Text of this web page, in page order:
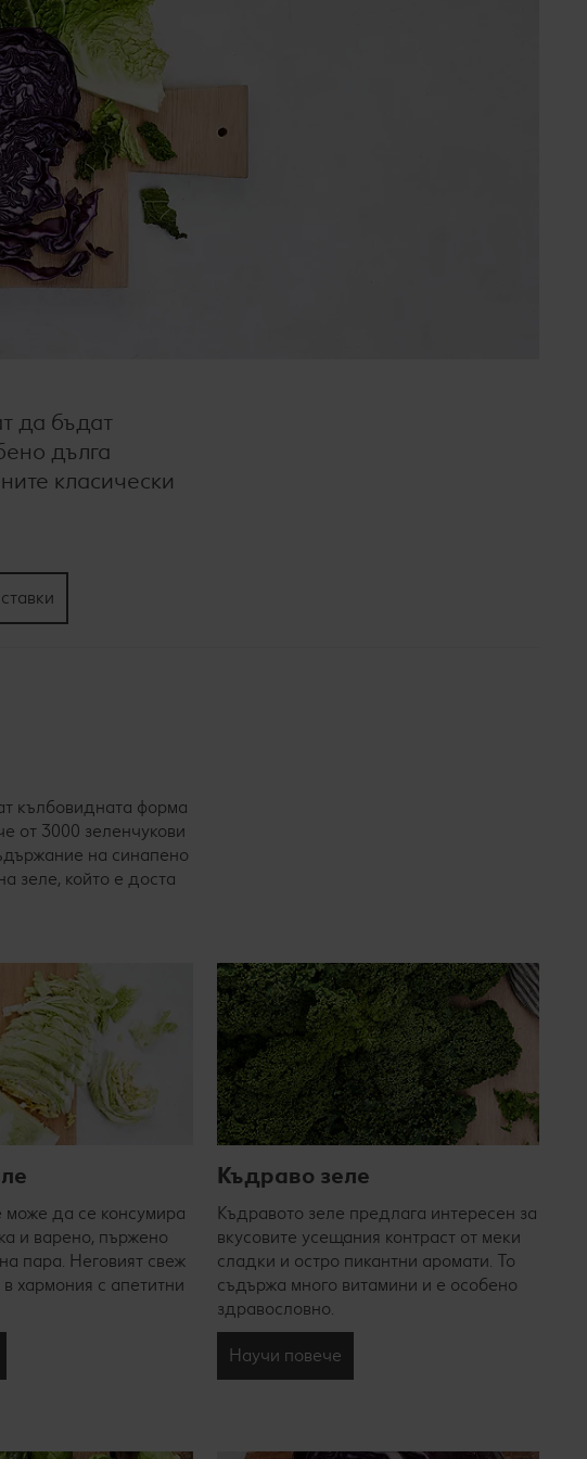
да бъдат
дълга
класически
кълбовидната форма
от 3000 зеленчукови
на синапено
зеле, който е доста
може да се консумира
и варено, пържено
пара. Неговият свеж
в хармония с апетитни
Къдраво зеле
Къдравото зеле предлага интересен за
вкусовите усещания контраст от меки
сладки и остро пикантни аромати. То
съдържа много витамини и е особено
здравословно.
Научи повече